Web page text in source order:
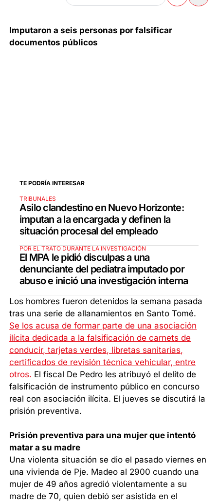
Imputaron a seis personas por falsificar
documentos públicos
TE PODRÍA INTERESAR
TRIBUNALES
Asilo clandestino en Nuevo Horizonte:
imputan a la encargada y definen la
situación procesal del empleado
POR EL TRATO DURANTE LA INVESTIGACIÓN
El MPA le pidió disculpas a una
denunciante del pediatra imputado por
abuso e inició una investigación interna
Los hombres fueron detenidos la semana pasada
tras una serie de allanamientos en Santo Tomé.
Se los acusa de formar parte de una asociación
ilícita dedicada a la falsificación de carnets de
conducir, tarjetas verdes, libretas sanitarias,
certificados de revisión técnica vehicular, entre
otros. El fiscal De Pedro les atribuyó el delito de
falsificación de instrumento público en concurso
real con asociación ilícita. El jueves se discutirá la
prisión preventiva.
Prisión preventiva para una mujer que intentó
matar a su madre
Una violenta situación se dio el pasado viernes en
una vivienda de Pje. Madeo al 2900 cuando una
mujer de 49 años agredió violentamente a su
madre de 70, quien debió ser asistida en el